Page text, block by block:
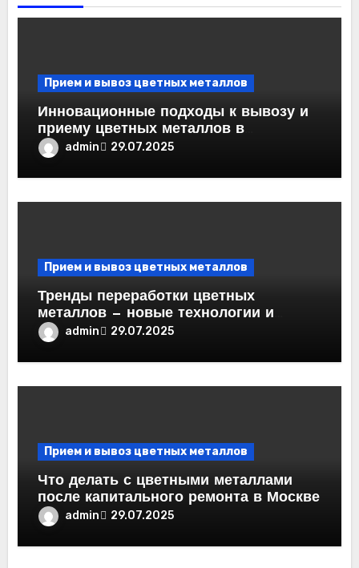
Прием и вывоз цветных металлов
Инновационные подходы к вывозу и
приему цветных металлов в
городской среде
admin 29.07.2025
Прием и вывоз цветных металлов
Тренды переработки цветных
металлов — новые технологии и
возможности
admin 29.07.2025
Прием и вывоз цветных металлов
Что делать с цветными металлами
после капитального ремонта в Москве
admin 29.07.2025